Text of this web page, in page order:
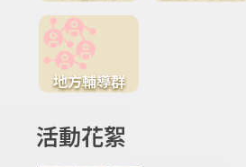
地方輔導群
活動花絮